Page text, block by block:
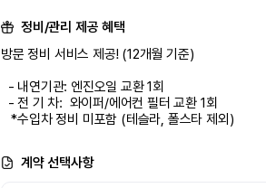
정비/관리 제공 혜택
방문 정비 서비스 제공! (12개월 기준)
   *수입차 정비 미포함 (테슬라, 폴스타 제외)
계약 선택사항